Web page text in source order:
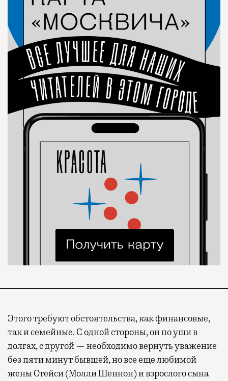
Этого требуют обстоятельства, как финансовые,
так и семейные. С одной стороны, он по уши в
долгах, с другой — необходимо вернуть уважение
без пяти минут бывшей, но все еще любимой
жены Стейси (Молли Шеннон) и взрослого сына